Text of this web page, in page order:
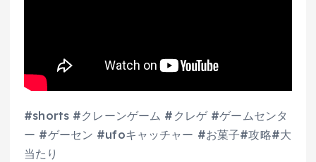
#shorts #クレーンゲーム #クレゲ #ゲームセンタ
ー #ゲーセン #ufoキャッチャー #お菓子#攻略#大
当たり